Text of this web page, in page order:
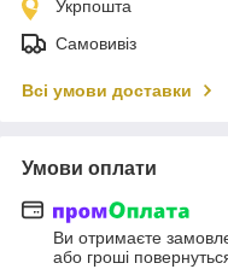
Укрпошта
Самовивіз
Всі умови доставки
Умови оплати
Ви отримаєте
або гроші